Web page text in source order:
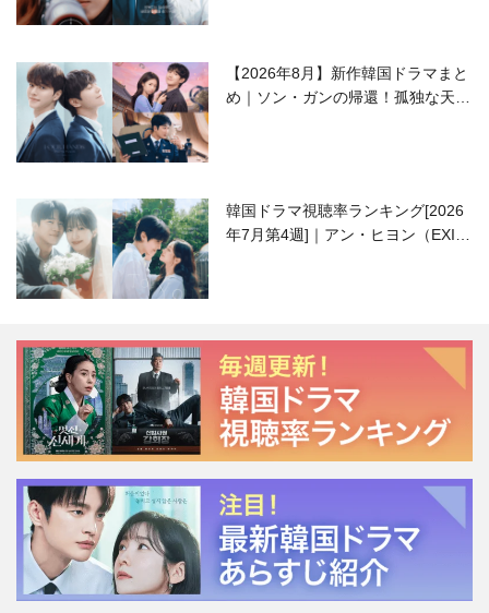
【2026年8月】新作韓国ドラマまと
め｜ソン・ガンの帰還！孤独な天才
韓国ドラマ視聴率ランキング[2026
年7月第4週]｜アン・ヒヨン（EXID